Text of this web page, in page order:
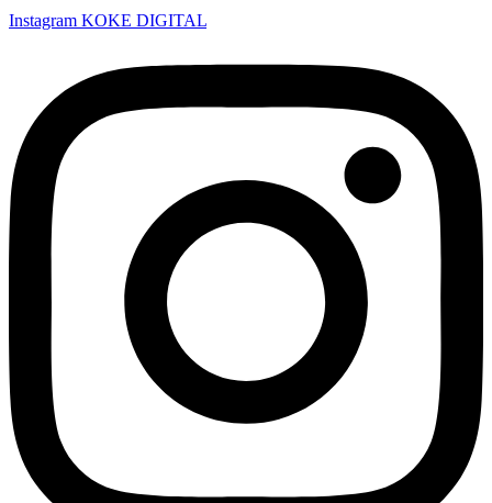
Instagram KOKE DIGITAL